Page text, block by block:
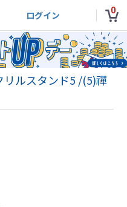
ログイン 0
リルスタンド5 /(5)禪